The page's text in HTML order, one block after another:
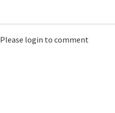
Please login to comment